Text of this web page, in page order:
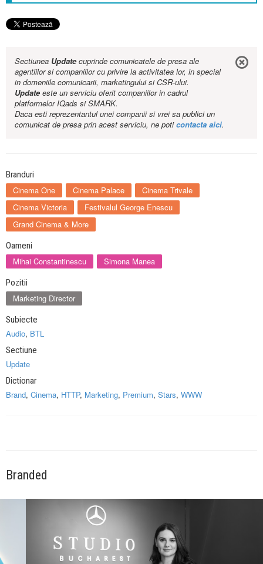
Sectiunea Updatecuprinde comunicatele de presa ale
agentiilor si companiilor cu privire la activitatea lor, in special
in domeniile comunicarii, marketingului si CSR-ului.
Updateeste un serviciu oferit companiilor in cadrul
platformelor IQads si SMARK.
Daca esti reprezentantul unei companii si vrei sa publici un
comunicat de presa prin acest serviciu, ne poticontacta aici.
Branduri
Cinema One Cinema Palace
Cinema Trivale
Cinema Victoria
Festivalul George Enescu
Grand Cinema & More
Oameni
Mihai Constantinescu Simona Manea
Pozitii
Marketing Director
Subiecte
Audio, BTL
Sectiune
Update
Dictionar
Brand, Cinema, HTTP, Marketing, Premium, Stars, WWW
Branded